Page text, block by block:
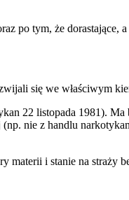
po tym, że
się we właściwym
22 listopada 1981).
nie z handlu
materii i stanie na